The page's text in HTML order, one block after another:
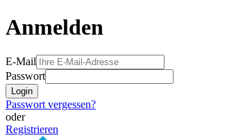
Anmelden
E-Mail
Passwort
Login
Passwort vergessen?
oder
Registrieren